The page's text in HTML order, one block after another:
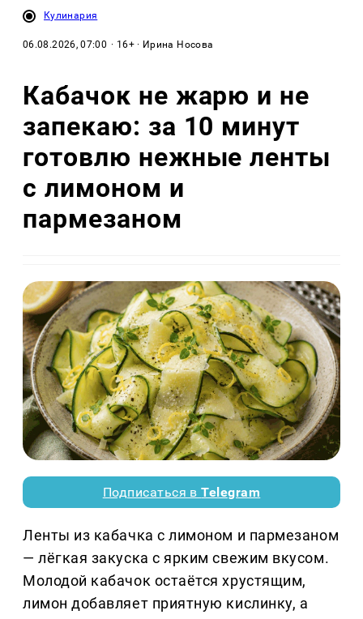
Кулинария
06.08.2026, 07:00 · 16+ · Ирина Носова
Кабачок не жарю и не
запекаю: за 10 минут
готовлю нежные ленты
с лимоном и
пармезаном
Подписаться вTelegram
Ленты из кабачка с лимоном и пармезаном
— лёгкая закуска с ярким свежим вкусом.
Молодой кабачок остаётся хрустящим,
лимон добавляет приятную кислинку, а